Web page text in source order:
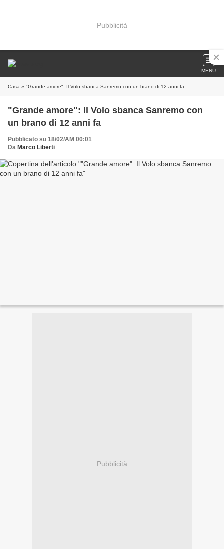
Pubblicità
MENU
Casa » "Grande amore": Il Volo sbanca Sanremo con un brano di 12 anni fa
"Grande amore": Il Volo sbanca Sanremo con
un brano di 12 anni fa
Pubblicato su 18/02/AM 00:01
Da Marco Liberti
Pubblicità